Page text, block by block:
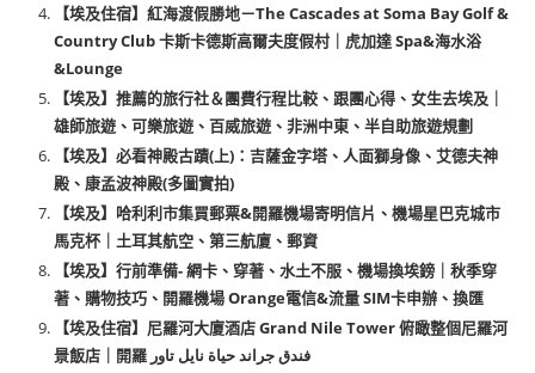
【埃及住宿】紅海渡假勝地－The Cascades at Soma Bay Golf &
Country Club 卡斯卡德斯高爾夫度假村｜虎加達 Spa&海水浴
&Lounge
【埃及】推薦的旅行社＆團費行程比較、跟團心得、女生去埃及｜
雄師旅遊、可樂旅遊、百威旅遊、非洲中東、半自助旅遊規劃
【埃及】必看神殿古蹟(上)：吉薩金字塔、人面獅身像、艾德夫神
殿、康孟波神殿(多圖實拍)
【埃及】哈利利市集買郵票&開羅機場寄明信片、機場星巴克城市
馬克杯｜土耳其航空、第三航廈、郵資
【埃及】行前準備- 網卡、穿著、水土不服、機場換埃鎊｜秋季穿
著、購物技巧、開羅機場 Orange電信&流量 SIM卡申辦、換匯
【埃及住宿】尼羅河大廈酒店 Grand Nile Tower 俯瞰整個尼羅河
景飯店｜開羅 فندق جراند حياة نايل تاور